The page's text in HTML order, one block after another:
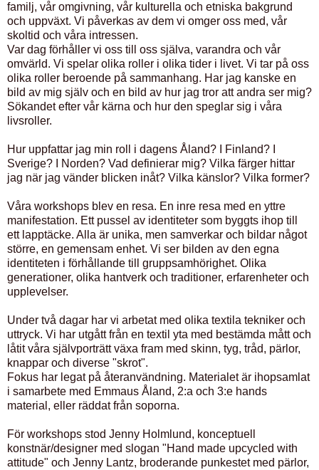
familj, vår omgivning, vår kulturella och etniska bakgrund
och uppväxt. Vi påverkas av dem vi omger oss med, vår
skoltid och våra intressen.
Var dag förhåller vi oss till oss själva, varandra och vår
omvärld. Vi spelar olika roller i olika tider i livet. Vi tar på oss
olika roller beroende på sammanhang. Har jag kanske en
bild av mig själv och en bild av hur jag tror att andra ser mig?
Sökandet efter vår kärna och hur den speglar sig i våra
livsroller.
Hur uppfattar jag min roll i dagens Åland? I Finland? I
Sverige? I Norden? Vad definierar mig? Vilka färger hittar
jag när jag vänder blicken inåt? Vilka känslor? Vilka former?
Våra workshops blev en resa. En inre resa med en yttre
manifestation. Ett pussel av identiteter som byggts ihop till
ett lapptäcke. Alla är unika, men samverkar och bildar något
större, en gemensam enhet. Vi ser bilden av den egna
identiteten i förhållande till gruppsamhörighet. Olika
generationer, olika hantverk och traditioner, erfarenheter och
upplevelser.
Under två dagar har vi arbetat med olika textila tekniker och
uttryck. Vi har utgått från en textil yta med bestämda mått och
låtit våra självporträtt växa fram med skinn, tyg, tråd, pärlor,
knappar och diverse "skrot".
Fokus har legat på återanvändning. Materialet är ihopsamlat
i samarbete med Emmaus Åland, 2:a och 3:e hands
material, eller räddat från soporna.
För workshops stod Jenny Holmlund, konceptuell
konstnär/designer med slogan "Hand made upcycled with
attitude" och Jenny Lantz, broderande punkestet med pärlor,